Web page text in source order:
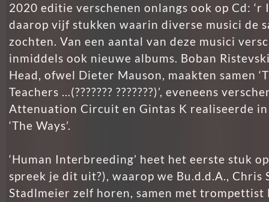
2020 editie verschenen onlangs ook op Cd: ‘r I
daarop vijf stukken waarin diverse musici de
zochten. Van een aantal van deze musici
inmiddels ook nieuwe albums. Boban
Head, ofwel Dieter Mauson, maakten samen
Teachers …(??????? ???????)’, eveneens
Attenuation Circuit en Gintas K realiseerde
‘The Ways’.
‘Human Interbreeding’ heet het eerste stuk op
spreek je dit uit?), waarop we Bu.d.d.A., Chris
Stadlmeier zelf horen, samen met trompettist